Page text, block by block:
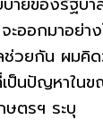
ะออกมาอย่า
ช่วยกัน ผมคิด
ป็นปัญหาใน
าสตร์เ